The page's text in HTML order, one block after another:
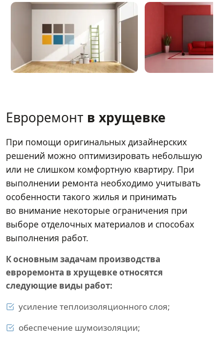
Евроремонт в хрущевке
При помощи оригинальных дизайнерских
решений можно оптимизировать небольшую
или не слишком комфортную квартиру. При
выполнении ремонта необходимо учитывать
особенности такого жилья и принимать
во внимание некоторые ограничения при
выборе отделочных материалов и способах
выполнения работ.
К основным задачам производства
евроремонта в хрущевке относятся
следующие виды работ:
усиление теплоизоляционного слоя;
обеспечение шумоизоляции;